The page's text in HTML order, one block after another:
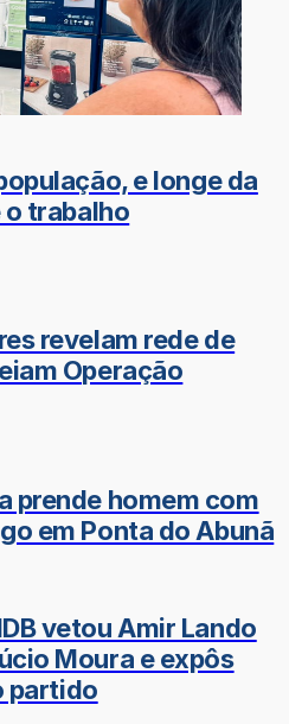
e longe da
trabalho
revelam rede de
Operação
prende homem com
em Ponta do Abunã
vetou Amir Lando
Moura e expôs
partido